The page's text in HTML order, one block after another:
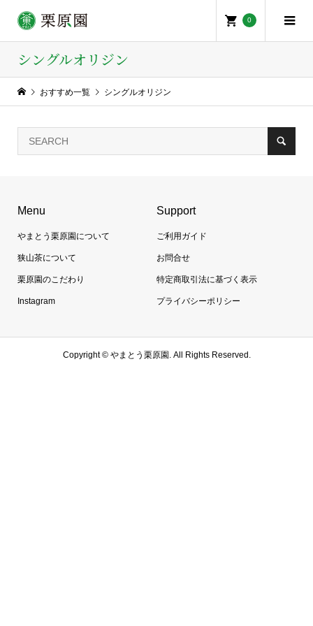
0
シングルオリジン
おすすめ一覧 シングルオリジン
Menu
やまとう栗原園について
狭山茶について
栗原園のこだわり
Instagram
Support
ご利用ガイド
お問合せ
特定商取引法に基づく表示
プライバシーポリシー
Copyright ©やまとう栗原園. All Rights Reserved.